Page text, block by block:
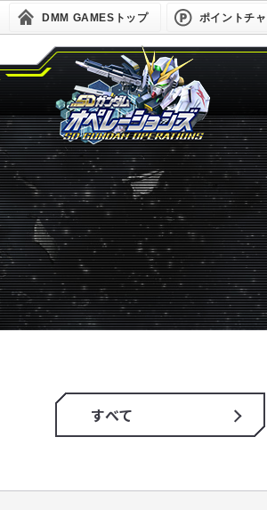
DMM GAMESトップ ポイントチ
すべて